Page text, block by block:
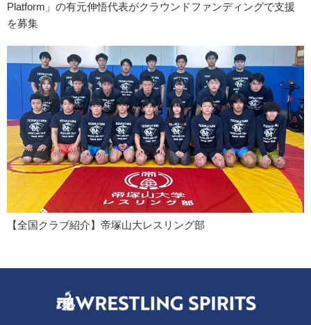
Platform」の有元伸悟代表がクラウンドファンディングで支援
を募集
【全国クラブ紹介】帝塚山大レスリング部